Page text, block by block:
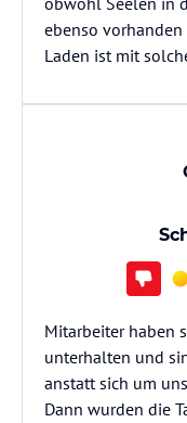
ebenso vorhanden
Laden ist mit
Mitarbeiter haben
unterhalten und
anstatt sich um
Dann wurden die